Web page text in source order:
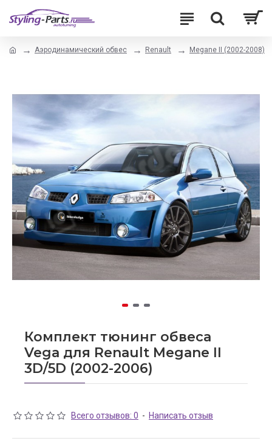
Аэродинамический обвес Renault Megane II (2002-2008)
Комплект тюнинг обвеса
Vega для Renault Megane II
3D/5D (2002-2006)
Всего отзывов: 0 - Написать отзыв